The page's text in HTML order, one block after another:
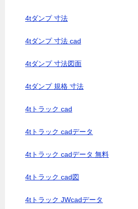
4tダンプ 寸法
4tダンプ 寸法 cad
4tダンプ 寸法図面
4tダンプ 規格 寸法
4tトラック cad
4tトラック cadデータ
4tトラック cadデータ 無料
4tトラック cad図
4tトラック JWcadデータ